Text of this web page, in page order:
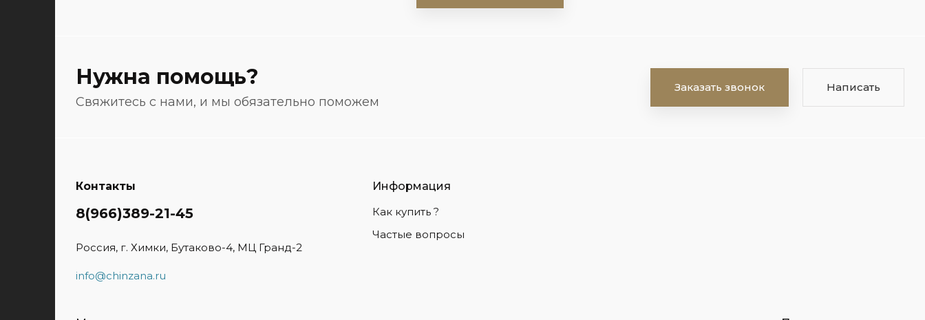
Нужна помощь?
Свяжитесь с нами, и мы обязательно поможем
Заказать звонок Написать
Контакты
8(966)389-21-45
Россия, г. Химки, Бутаково-4, МЦ Гранд-2
info@chinzana.ru
Информация
Как купить ?
Частые вопросы